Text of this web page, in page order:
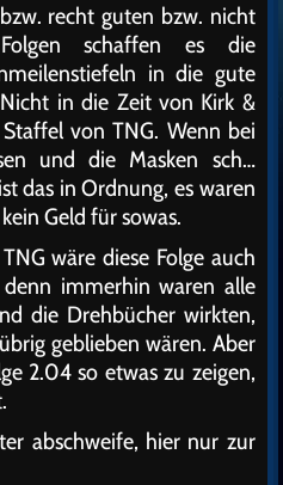
recht guten bzw. nicht
schaffen es die
in die gute
in die Zeit von Kirk &
von TNG. Wenn bei
und die Masken sch…
das in Ordnung, es waren
Geld für sowas.
wäre diese Folge auch
immerhin waren alle
die Drehbücher wirkten,
geblieben wären. Aber
2.04 so etwas zu zeigen,
abschweife, hier nur zur